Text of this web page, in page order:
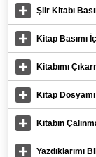
Şiir Kitabı
Kitap Basımı
Kitabımı
Kitap
Kitabın
Yazdıklarımı